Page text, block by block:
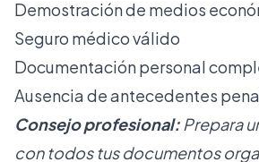
Demostración de medios
Seguro médico válido
Documentación personal
Ausencia de antecedentes
Consejo profesional: Prepara
con todos tus documentos